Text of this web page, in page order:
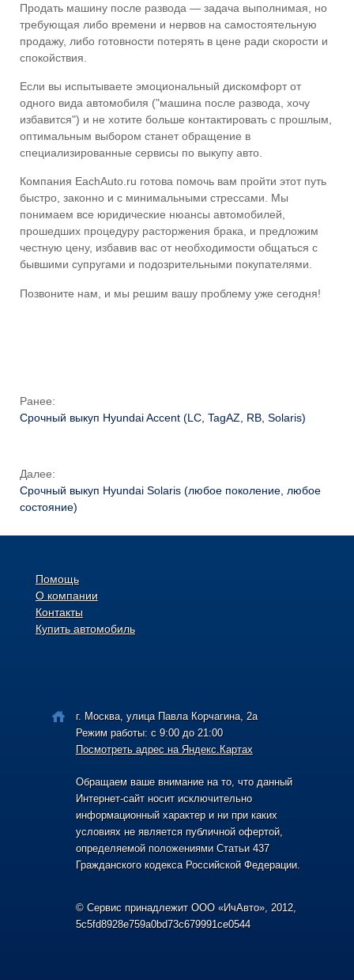
Продать машину после развода — задача выполнимая, но
требующая либо времени и нервов на самостоятельную
продажу, либо готовности потерять в цене ради скорости и
спокойствия.
Если вы испытываете эмоциональный дискомфорт от
одного вида автомобиля ("машина после развода, хочу
избавится") и не хотите больше контактировать с прошлым,
оптимальным выбором станет обращение в
специализированные сервисы по выкупу авто.
Компания EachAuto.ru готова помочь вам пройти этот путь
быстро, законно и с минимальными стрессами. Мы
понимаем все юридические нюансы автомобилей,
прошедших процедуру расторжения брака, и предложим
честную цену, избавив вас от необходимости общаться с
бывшими супругами и подозрительными покупателями.
Позвоните нам, и мы решим вашу проблему уже сегодня!
Ранее:
Срочный выкуп Hyundai Accent (LC, TagAZ, RB, Solaris)
Далее:
Срочный выкуп Hyundai Solaris (любое поколение, любое
состояние)
Помощь
О компании
Контакты
Купить автомобиль
г. Москва, улица Павла Корчагина, 2а
Режим работы: с 9:00 до 21:00
Посмотреть адрес на Яндекс.Картах
Обращаем ваше внимание на то, что данный
Интернет-сайт носит исключительно
информационный характер и ни при каких
условиях не является публичной офертой,
определяемой положениями Статьи 437
Гражданского кодекса Российской Федерации.
© Сервис принадлежит ООО «ИчАвто», 2012,
5c5fd8928e759a0bd73c679991ce0544